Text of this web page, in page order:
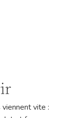
vite :